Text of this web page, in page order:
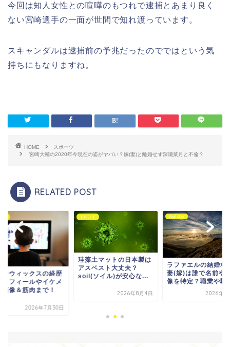
今回は知人女性との喧嘩のもつれで逮捕とあまり良く
ない宮崎選手の一面が世間で知れ渡っています。
スキャンダルは逮捕前の予兆だったのでではという気
持ちにもなりますね。
HOME
スポーツ
宮崎大輔の2020年今現在の姿がヤバい？嫁(妻)と離婚せず深瀬菜月と不倫？
RELATED POST
土マットの日本製は
ベスト大丈夫？
ソイル)が安心な...
2026年8月4日
YouTuber
ラファエルの結婚相手の
妻(嫁)は誰で名前や顔画
像を特定？職業や馴れ...
2026年8月2日
トレンド
ジョーウィックスの
＆プロフィールやイ
ン顔画像＆筋肉まで